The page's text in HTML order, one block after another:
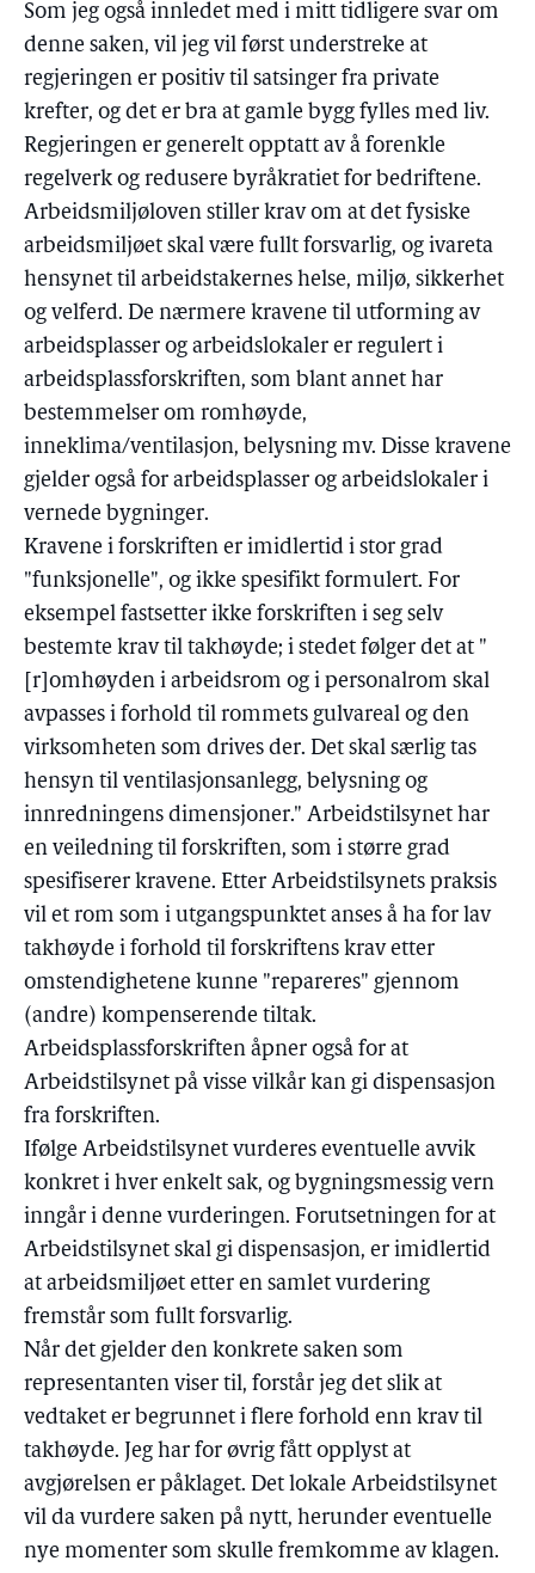
Som jeg også innledet med i mitt tidligere svar om
denne saken, vil jeg vil først understreke at
regjeringen er positiv til satsinger fra private
krefter, og det er bra at gamle bygg fylles med liv.
Regjeringen er generelt opptatt av å forenkle
regelverk og redusere byråkratiet for bedriftene.
Arbeidsmiljøloven stiller krav om at det fysiske
arbeidsmiljøet skal være fullt forsvarlig, og ivareta
hensynet til arbeidstakernes helse, miljø, sikkerhet
og velferd. De nærmere kravene til utforming av
arbeidsplasser og arbeidslokaler er regulert i
arbeidsplassforskriften, som blant annet har
bestemmelser om romhøyde,
inneklima/ventilasjon, belysning mv. Disse kravene
gjelder også for arbeidsplasser og arbeidslokaler i
vernede bygninger.
Kravene i forskriften er imidlertid i stor grad
"funksjonelle", og ikke spesifikt formulert. For
eksempel fastsetter ikke forskriften i seg selv
bestemte krav til takhøyde; i stedet følger det at "
[r]omhøyden i arbeidsrom og i personalrom skal
avpasses i forhold til rommets gulvareal og den
virksomheten som drives der. Det skal særlig tas
hensyn til ventilasjonsanlegg, belysning og
innredningens dimensjoner." Arbeidstilsynet har
en veiledning til forskriften, som i større grad
spesifiserer kravene. Etter Arbeidstilsynets praksis
vil et rom som i utgangspunktet anses å ha for lav
takhøyde i forhold til forskriftens krav etter
omstendighetene kunne "repareres" gjennom
(andre) kompenserende tiltak.
Arbeidsplassforskriften åpner også for at
Arbeidstilsynet på visse vilkår kan gi dispensasjon
fra forskriften.
Ifølge Arbeidstilsynet vurderes eventuelle avvik
konkret i hver enkelt sak, og bygningsmessig vern
inngår i denne vurderingen. Forutsetningen for at
Arbeidstilsynet skal gi dispensasjon, er imidlertid
at arbeidsmiljøet etter en samlet vurdering
fremstår som fullt forsvarlig.
Når det gjelder den konkrete saken som
representanten viser til, forstår jeg det slik at
vedtaket er begrunnet i flere forhold enn krav til
takhøyde. Jeg har for øvrig fått opplyst at
avgjørelsen er påklaget. Det lokale Arbeidstilsynet
vil da vurdere saken på nytt, herunder eventuelle
nye momenter som skulle fremkomme av klagen.